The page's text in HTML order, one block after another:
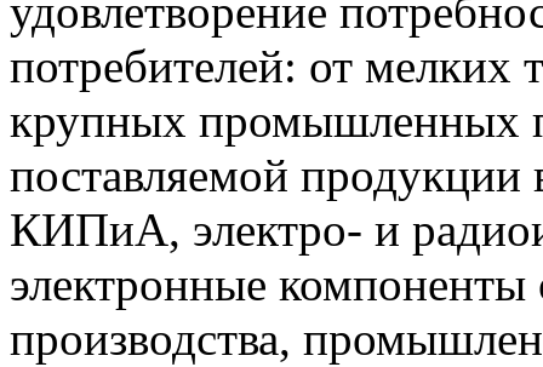
удовлетворение
потребителей: от мелких
крупных промышленных
поставляемой продукции
КИПиА, электро- и
электронные компоненты
производства,